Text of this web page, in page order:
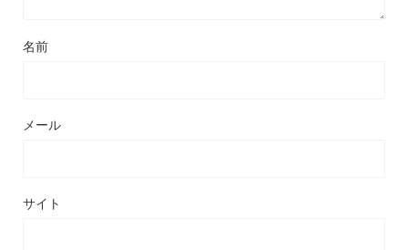
名前
メール
サイト